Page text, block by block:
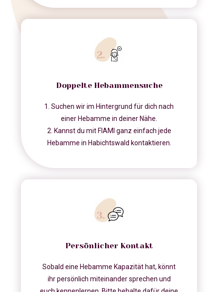
Doppelte Hebammensuche
1. Suchen wir im Hintergrund für dich nach
einer Hebamme in deiner Nähe.
2. Kannst du mit FIAMI ganz einfach jede
Hebamme in Habichtswald kontaktieren.
Persönlicher Kontakt
Sobald eine Hebamme Kapazität hat, könnt
ihr persönlich miteinander sprechen und